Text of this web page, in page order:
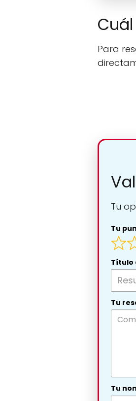
Para
Tu
Tu
Título
Tu
Tu